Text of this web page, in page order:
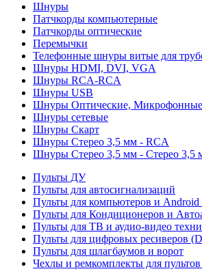
Шнуры
Патчкорды компьютерные
Патчкорды оптические
Перемычки
Телефонные шнуры витые для
Шнуры HDMI, DVI, VGA
Шнуры RCA-RCA
Шнуры USB
Шнуры Оптические, Микрофонные
Шнуры сетевые
Шнуры Скарт
Шнуры Стерео 3,5 мм - RCA
Шнуры Стерео 3,5 мм - Стерео 3,5
Пульты ДУ
Пульты для автосигнализаций
Пульты для компьютеров и
Пульты для Кондиционеров и
Пульты для ТВ и аудио-видео
Пульты для цифровых ресиверов
Пульты для шлагбаумов и ворот
Чехлы и ремкомплекты для